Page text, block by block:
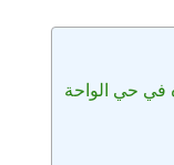
في حي الواحة